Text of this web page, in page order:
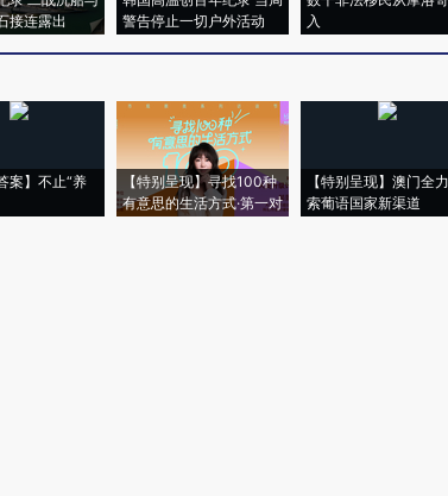
接连露出
警告停止一切户外活动
入
案】不止“养
【特别呈现】寻找100种
有意思的生活方式·第一对
【特别呈现】澳门全
索葡语国家新渠道